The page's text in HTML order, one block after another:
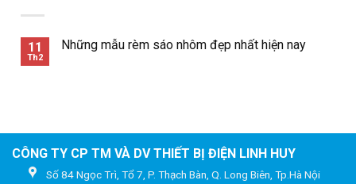
11
Th2
Những mẫu rèm sáo nhôm đẹp nhất hiện nay
CÔNG TY CP TM VÀ DV THIẾT BỊ ĐIỆN LINH HUY
Số 84 Ngọc Trì, Tổ 7, P. Thạch Bàn, Q. Long Biên, Tp.Hà Nội